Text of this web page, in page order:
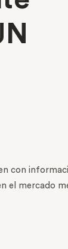
con
el mercado